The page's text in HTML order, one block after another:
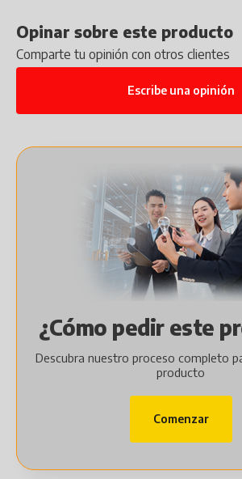
Opinar sobre este producto
Comparte tu opinión con otros clientes
Escribe una opinión
¿Cómo pedir este
Descubra nuestro proceso completo
producto
Comenzar